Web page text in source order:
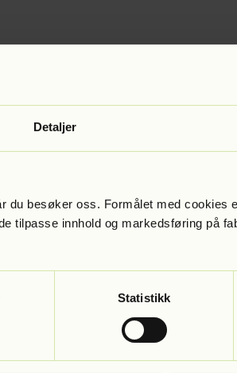
Detaljer
du besøker oss. Formålet med cookies
tilpasse innhold og markedsføring på
Statistikk